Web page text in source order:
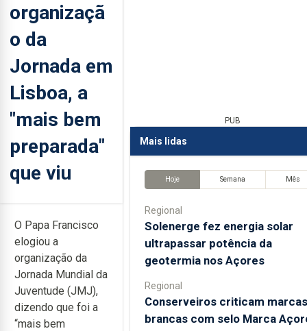
organizaçã
o da
Jornada em
Lisboa, a
"mais bem
preparada"
que viu
O Papa Francisco
elogiou a
organização da
Jornada Mundial da
Juventude (JMJ),
dizendo que foi a
“mais bem
PUB
Mais lidas
Hoje Semana Mês
Regional
Solenerge fez energia solar
ultrapassar potência da
geotermia nos Açores
Regional
Conserveiros criticam marcas
brancas com selo Marca